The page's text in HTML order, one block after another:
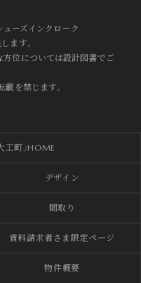
ーズインクローク
ます。
方位については設計図書でご
載を禁じます。
工町」HOME
デザイン
間取り
資料請求者さま限定ページ
物件概要